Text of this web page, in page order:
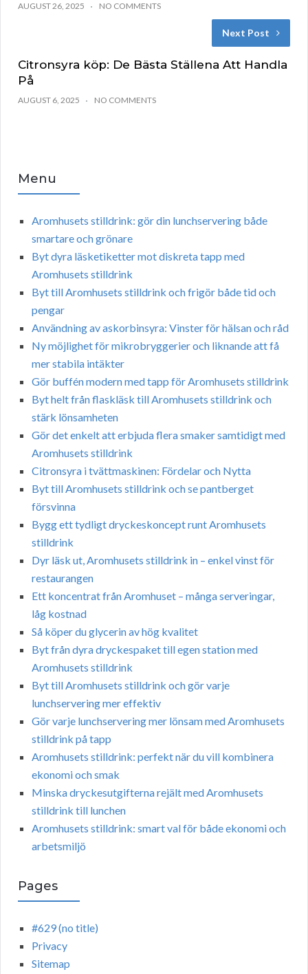
AUGUST 26, 2025 NO COMMENTS
Next Post
Citronsyra köp: De Bästa Ställena Att Handla
På
AUGUST 6, 2025 NO COMMENTS
Menu
Aromhusets stilldrink: gör din lunchservering både
smartare och grönare
Byt dyra läsketiketter mot diskreta tapp med
Aromhusets stilldrink
Byt till Aromhusets stilldrink och frigör både tid och
pengar
Användning av askorbinsyra: Vinster för hälsan och råd
Ny möjlighet för mikrobryggerier och liknande att få
mer stabila intäkter
Gör buffén modern med tapp för Aromhusets stilldrink
Byt helt från flaskläsk till Aromhusets stilldrink och
stärk lönsamheten
Gör det enkelt att erbjuda flera smaker samtidigt med
Aromhusets stilldrink
Citronsyra i tvättmaskinen: Fördelar och Nytta
Byt till Aromhusets stilldrink och se pantberget
försvinna
Bygg ett tydligt dryckeskoncept runt Aromhusets
stilldrink
Dyr läsk ut, Aromhusets stilldrink in – enkel vinst för
restaurangen
Ett koncentrat från Aromhuset – många serveringar,
låg kostnad
Så köper du glycerin av hög kvalitet
Byt från dyra dryckespaket till egen station med
Aromhusets stilldrink
Byt till Aromhusets stilldrink och gör varje
lunchservering mer effektiv
Gör varje lunchservering mer lönsam med Aromhusets
stilldrink på tapp
Aromhusets stilldrink: perfekt när du vill kombinera
ekonomi och smak
Minska dryckesutgifterna rejält med Aromhusets
stilldrink till lunchen
Aromhusets stilldrink: smart val för både ekonomi och
arbetsmiljö
Pages
#629 (no title)
Privacy
Sitemap